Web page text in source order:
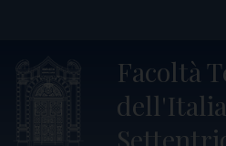
content
Facoltà
dell'Italia